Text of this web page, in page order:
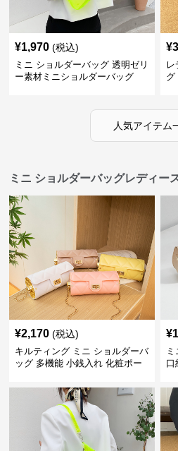
¥1,970 (税込)
ミニ ショルダーバッグ 透明ゼリ
ー素材ミニショルダーバッグ
¥
グ
人気アイテム
ミニ ショルダーバッグレディー
¥2,170 (税込)
キルティング ミニ ショルダーバ
ッグ 多機能 小銭入れ 化粧ポー
¥
口